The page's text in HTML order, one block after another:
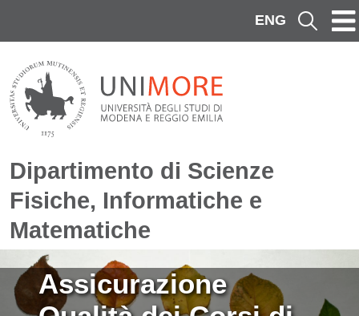
ENG Cerca
Dipartimento di Scienze
Fisiche, Informatiche e
Matematiche
Immagine
Assicurazione